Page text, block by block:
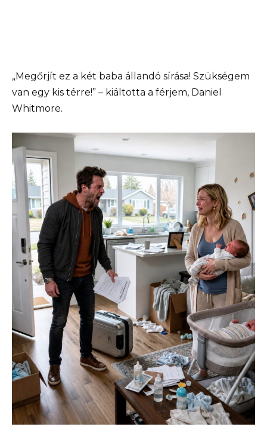
„Megőrjít ez a két baba állandó sírása! Szükségem
van egy kis térre!” – kiáltotta a férjem, Daniel
Whitmore.